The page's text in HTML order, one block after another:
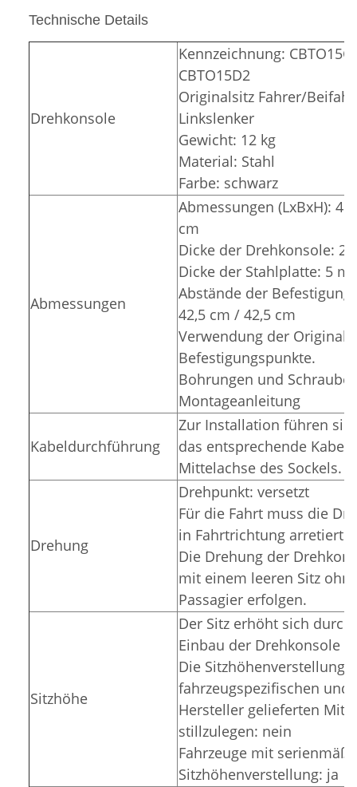
Technische Details
Drehkonsole
Kennzeichnung:
CBTO15D2
Originalsitz Fahrer/
Linkslenker
Gewicht: 12 kg
Material: Stahl
Farbe: schwarz
Abmessungen
Abmessungen (LxBxH): 45
cm
Dicke der Drehkonsole:
Dicke der Stahlplatte: 5
Abstände der
42,5 cm / 42,5 cm
Verwendung der Original-
Befestigungspunkte.
Bohrungen und
Montageanleitung
Kabeldurchführung
Zur Installation führen sie
das entsprechende Kabel
Mittelachse des Sockels.
Drehung
Drehpunkt: versetzt
Für die Fahrt muss die
in Fahrtrichtung arretiert
Die Drehung der
mit einem leeren Sitz
Passagier erfolgen.
Sitzhöhe
Der Sitz erhöht sich durch
Einbau der Drehkonsole
Die Sitzhöhenverstellung
fahrzeugspezifischen und
Hersteller gelieferten
stillzulegen: nein
Fahrzeuge mit
Sitzhöhenverstellung: ja